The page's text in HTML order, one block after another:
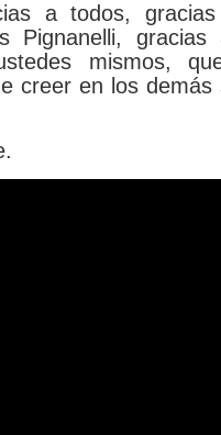
a todos, gracias
Pignanelli,
mismos,
creer en los